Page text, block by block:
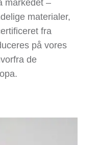
markedet –
materialer,
fra
på vores
de